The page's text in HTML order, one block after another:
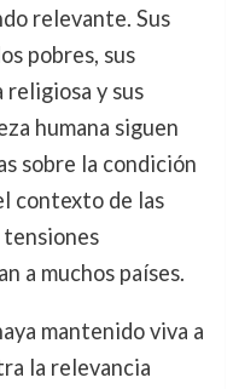
relevante. Sus
pobres, sus
religiosa y sus
humana siguen
sobre la condición
contexto de las
tensiones
a muchos países.
mantenido viva a
la relevancia